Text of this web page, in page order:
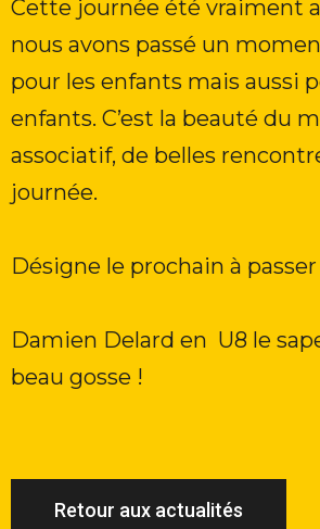
Cette journée été vraiment
nous avons passé un
pour les enfants mais aussi
enfants. C’est la beauté du
associatif, de belles
journée.
Désigne le prochain à
Damien Delard en U8 le
beau gosse !
Retour aux actualités